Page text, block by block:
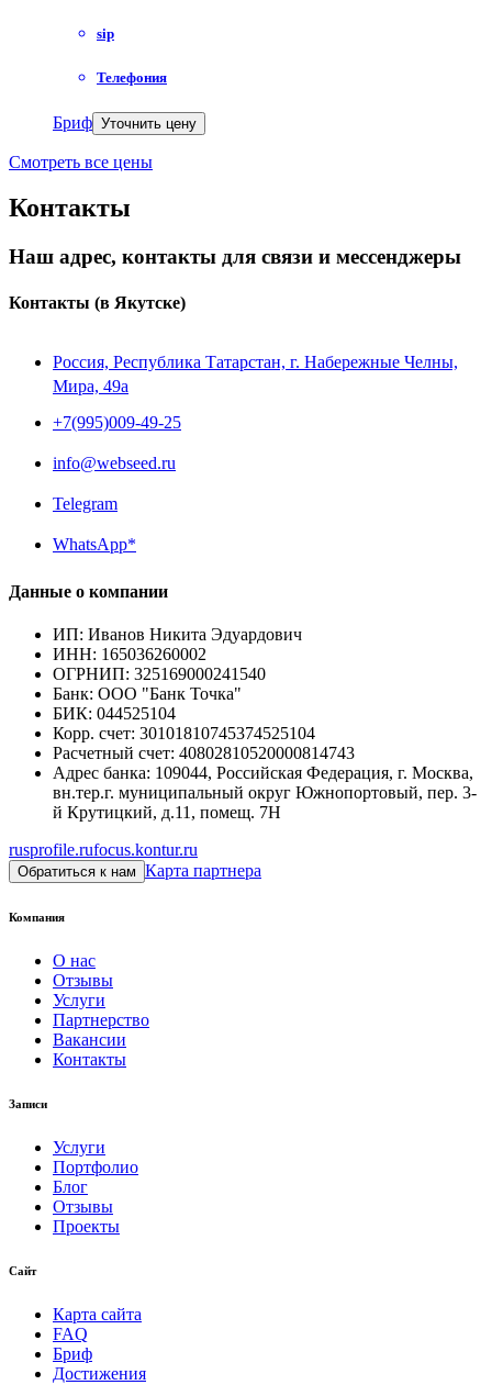
sip
Телефония
Бриф Уточнить цену
Смотреть все цены
Контакты
Наш адрес, контакты для связи и мессенджеры
Контакты (в Якутске)
Россия, Республика Татарстан, г. Набережные Челны,
Мира, 49a
+7(995)009-49-25
info@webseed.ru
Telegram
WhatsApp*
Данные о компании
ИП: Иванов Никита Эдуардович
ИНН: 165036260002
ОГРНИП: 325169000241540
Банк: ООО "Банк Точка"
БИК: 044525104
Корр. счет: 30101810745374525104
Расчетный счет: 40802810520000814743
Адрес банка: 109044, Российская Федерация, г. Москва,
вн.тер.г. муниципальный округ Южнопортовый, пер. 3-
й Крутицкий, д.11, помещ. 7Н
rusprofile.rufocus.kontur.ru
Обратиться к нам Карта партнера
Компания
О нас
Отзывы
Услуги
Партнерство
Вакансии
Контакты
Записи
Услуги
Портфолио
Блог
Отзывы
Проекты
Сайт
Карта сайта
FAQ
Бриф
Достижения